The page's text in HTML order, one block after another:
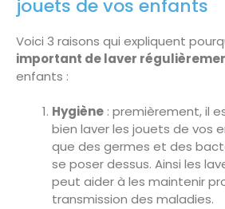
jouets de vos enfants
Voici 3 raisons qui expliquent
important de laver
enfants :
Hygiène : premièrement, il
bien laver les jouets de vos
que des germes et des
se poser dessus. Ainsi les
peut aider à les maintenir
transmission des maladies.